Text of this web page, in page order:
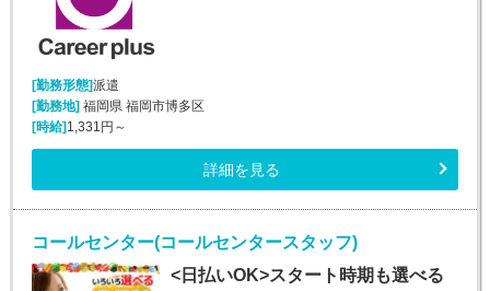
[勤務形態]派遣
[勤務地]福岡県 福岡市博多区
[時給]1,331円～
詳細を見る
コールセンター(コールセンタースタッフ)
<日払いOK>スタート時期も選べる